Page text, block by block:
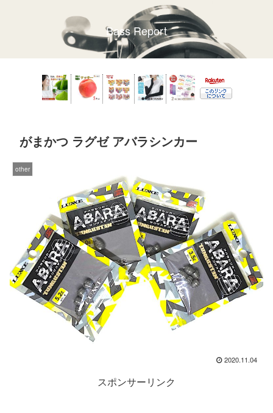
Bass Report
がまかつ ラグゼ アバラシンカー
other
2020.11.04
スポンサーリンク